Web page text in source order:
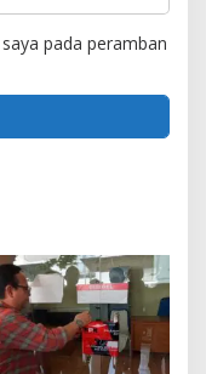
pada peramban